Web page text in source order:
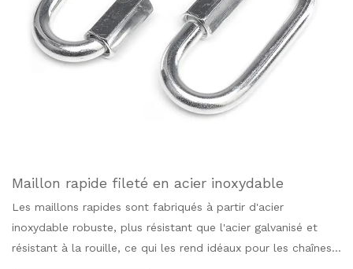
Maillon rapide fileté en acier inoxydable
Les maillons rapides sont fabriqués à partir d'acier
inoxydable robuste, plus résistant que l'acier galvanisé et
résistant à la rouille, ce qui les rend idéaux pour les chaînes